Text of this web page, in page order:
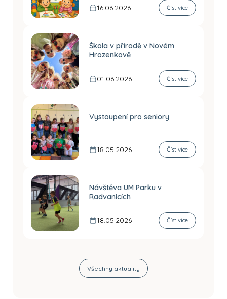
16.06.2026 Číst více
Škola v přírodě v Novém
Hrozenkově
01.06.2026 Číst více
Vystoupení pro seniory
18.05.2026 Číst více
Návštěva UM Parku v
Radvanicích
18.05.2026 Číst více
Všechny aktuality